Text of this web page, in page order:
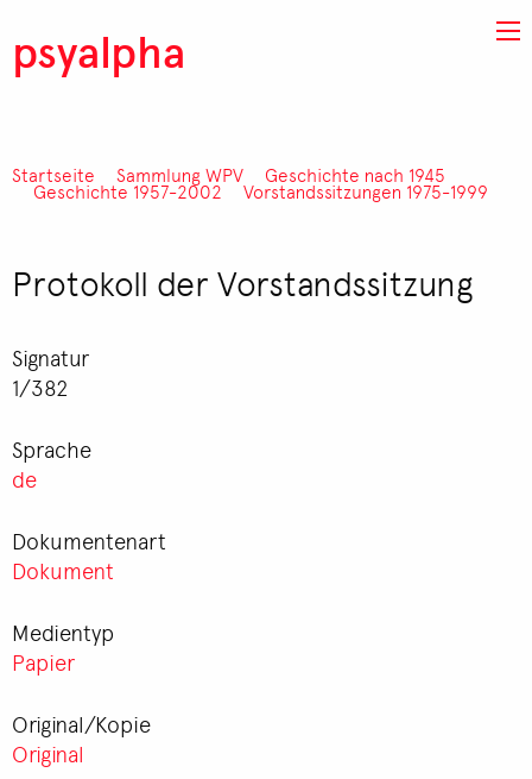
psyalpha
Pfadnavigation
Startseite Sammlung WPV Geschichte nach 1945
Geschichte 1957-2002 Vorstandssitzungen 1975-1999
Protokoll der Vorstandssitzung
Signatur
1/382
Sprache
de
Dokumentenart
Dokument
Medientyp
Papier
Original/Kopie
Original